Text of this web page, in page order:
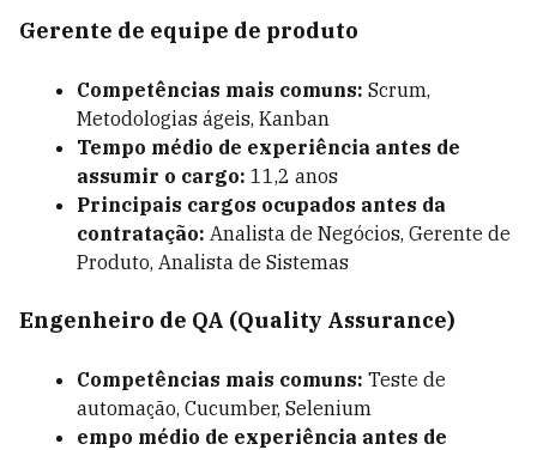
Gerente de equipe de produto
Competências mais comuns: Scrum,
Metodologias ágeis, Kanban
Tempo médio de experiência antes de
assumir o cargo: 11,2 anos
Principais cargos ocupados antes da
contratação: Analista de Negócios, Gerente de
Produto, Analista de Sistemas
Engenheiro de QA (Quality Assurance)
Competências mais comuns: Teste de
automação, Cucumber, Selenium
empo médio de experiência antes de